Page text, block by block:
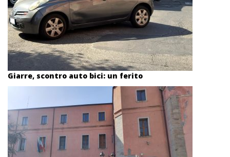
Giarre, scontro auto bici: un ferito